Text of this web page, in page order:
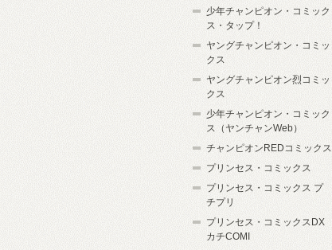
少年チャンピオン・コミック
ス・タップ！
ヤングチャンピオン・コミッ
クス
ヤングチャンピオン烈コミッ
クス
少年チャンピオン・コミック
ス（ヤンチャンWeb）
チャンピオンREDコミックス
プリンセス・コミックス
プリンセス・コミックス プ
チプリ
プリンセス・コミックスDX
カチCOMI